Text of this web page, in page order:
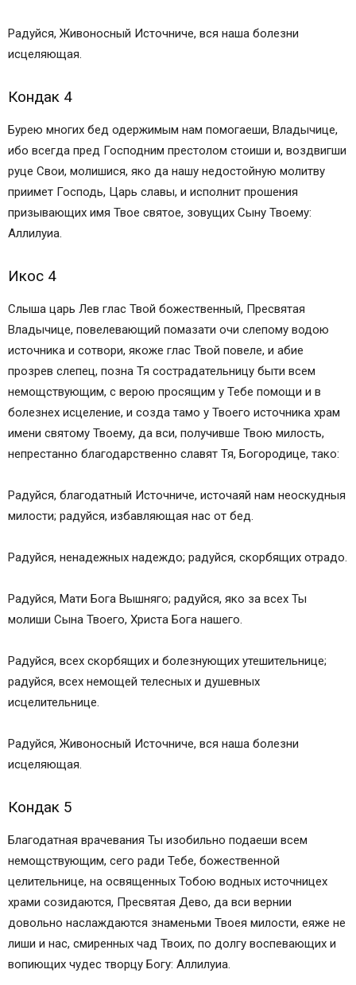
Радуйся, Живоносный Источниче, вся наша болезни
исцеляющая.
Кондак 4
Бурею многих бед одержимым нам помогаеши, Владычице,
ибо всегда пред Господним престолом стоиши и, воздвигши
руце Свои, молишися, яко да нашу недостойную молитву
приимет Господь, Царь славы, и исполнит прошения
призывающих имя Твое святое, зовущих Сыну Твоему:
Аллилуиа.
Икос 4
Слыша царь Лев глас Твой божественный, Пресвятая
Владычице, повелевающий помазати очи слепому водою
источника и сотвори, якоже глас Твой повеле, и абие
прозрев слепец, позна Тя сострадательницу быти всем
немощствующим, с верою просящим у Тебе помощи и в
болезнех исцеление, и созда тамо у Твоего источника храм
имени святому Твоему, да вси, получивше Твою милость,
непрестанно благодарственно славят Тя, Богородице, тако:
Радуйся, благодатный Источниче, источаяй нам неоскудныя
милости; радуйся, избавляющая нас от бед.
Радуйся, ненадежных надеждо; радуйся, скорбящих отрадо.
Радуйся, Мати Бога Вышняго; радуйся, яко за всех Ты
молиши Сына Твоего, Христа Бога нашего.
Радуйся, всех скорбящих и болезнующих утешительнице;
радуйся, всех немощей телесных и душевных
исцелительнице.
Радуйся, Живоносный Источниче, вся наша болезни
исцеляющая.
Кондак 5
Благодатная врачевания Ты изобильно подаеши всем
немощствующим, сего ради Тебе, божественной
целительнице, на освященных Тобою водных источницех
храми созидаются, Пресвятая Дево, да вси вернии
довольно наслаждаются знаменьми Твоея милости, еяже не
лиши и нас, смиренных чад Твоих, по долгу воспевающих и
вопиющих чудес творцу Богу: Аллилуиа.